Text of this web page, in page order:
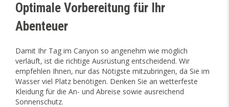
Optimale Vorbereitung für Ihr
Abenteuer
Damit Ihr Tag im Canyon so angenehm wie möglich
verläuft, ist die richtige Ausrüstung entscheidend. Wir
empfehlen Ihnen, nur das Nötigste mitzubringen, da Sie im
Wasser viel Platz benötigen. Denken Sie an wetterfeste
Kleidung für die An- und Abreise sowie ausreichend
Sonnenschutz.